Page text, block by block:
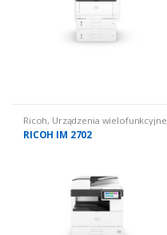
Ricoh, Urządzenia wielofunkcyjne
używane, Urządzenia
wielofunkcyjne używane: czarno
RICOH IM 2702